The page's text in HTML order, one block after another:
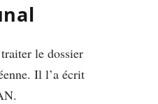
le dossier
Il l’a écrit